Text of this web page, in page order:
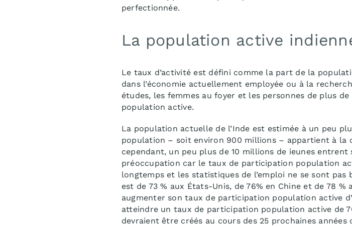
perfectionnée.
La population active
Le taux d’activité est défini comme la part de la
dans l’économie actuellement employée ou à la
études, les femmes au foyer et les personnes de plus
population active.
La population actuelle de l’Inde est estimée à un peu
population – soit environ 900 millions – appartient à la
cependant, un peu plus de 10 millions de ieunes
préoccupation car le taux de participation population
longtemps et les statistiques de l’emploi ne se sont pas
est de 73 % aux États-Unis, de 76% en Chine et de 78 %
augmenter son taux de participation population active
atteindre un taux de participation population active de
devraient être créés au cours des 25 prochaines